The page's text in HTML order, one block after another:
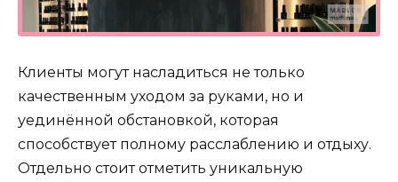
Клиенты могут насладиться не только
качественным уходом за руками, но и
уединённой обстановкой, которая
способствует полному расслаблению и отдыху.
Отдельно стоит отметить уникальную